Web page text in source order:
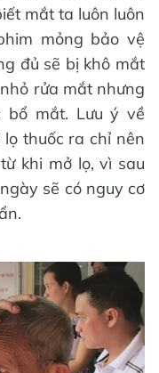
mắt ta luôn luôn
mỏng bảo vệ
đủ sẽ bị khô mắt
rửa mắt nhưng
bổ mắt. Lưu ý về
thuốc ra chỉ nên
khi mở lọ, vì sau
sẽ có nguy cơ